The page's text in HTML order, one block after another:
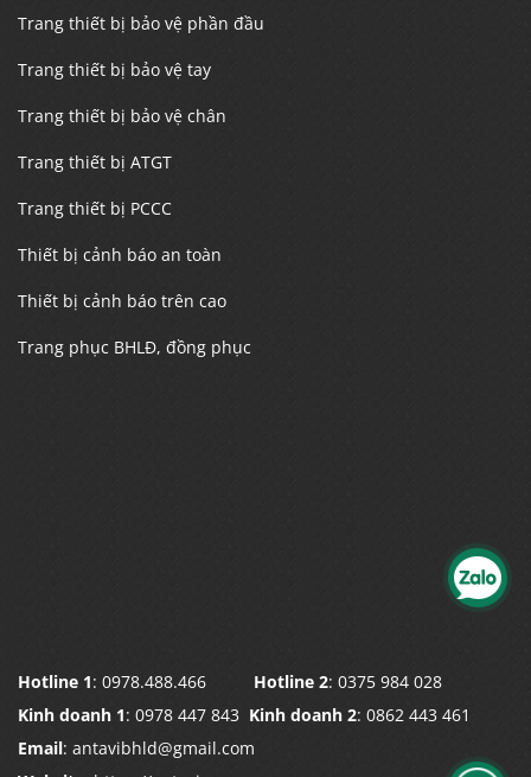
Trang thiết bị bảo vệ phần đầu
Trang thiết bị bảo vệ tay
Trang thiết bị bảo vệ chân
Trang thiết bị ATGT
Trang thiết bị PCCC
Thiết bị cảnh báo an toàn
Thiết bị cảnh báo trên cao
Trang phục BHLĐ, đồng phục
Hotline 1: 0978.488.466 Hotline 2: 0375 984 028
Kinh doanh 1: 0978 447 843 Kinh doanh 2: 0862 443 461
Email: antavibhld@gmail.com